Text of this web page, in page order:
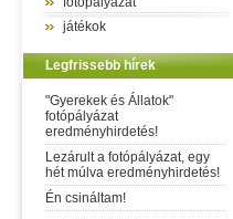
játékok
Legfrissebb hírek
"Gyerekek és Állatok"
fotópályázat
eredményhirdetés!
Lezárult a fotópályázat, egy
hét múlva eredményhirdetés!
Én csináltam!